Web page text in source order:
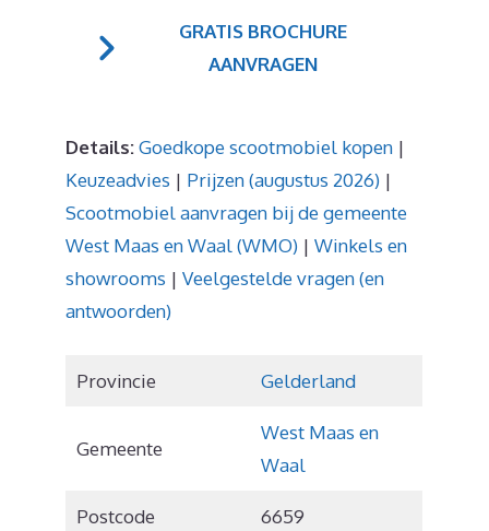
GRATIS BROCHURE
AANVRAGEN
Details:Goedkope scootmobiel kopen |
Keuzeadvies | Prijzen (augustus 2026) |
Scootmobiel aanvragen bij de gemeente
West Maas en Waal (WMO) | Winkels en
showrooms | Veelgestelde vragen (en
antwoorden)
Provincie Gelderland
Gemeente
West Maas en
Waal
Postcode 6659